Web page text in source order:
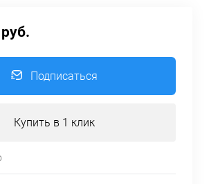
Подписаться
Купить в 1 клик